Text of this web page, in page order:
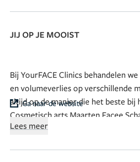
JIJ OP JE MOOIST
Bij YourFACE Clinics behandelen
en volumeverlies op verschillende
altijd op de manier die het beste bij
Cosmetisch arts Maarten Façee
eerste officieel opgeleide artsen van
Ga naar de website
Lees meer